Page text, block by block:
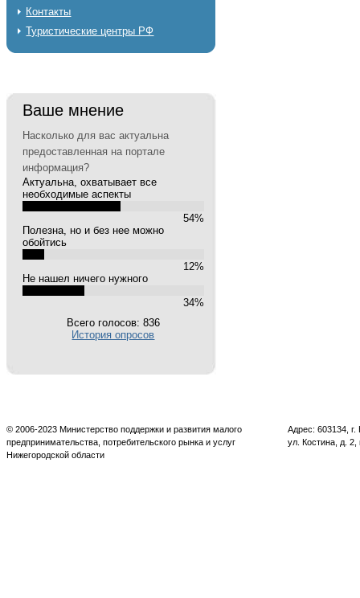
Контакты
Туристические центры РФ
Ваше мнение
Насколько для вас актуальна
предоставленная на портале
информация?
Актуальна, охватывает все
необходимые аспекты
54%
Полезна, но и без нее можно
обойтись
12%
Не нашел ничего нужного
34%
Всего голосов: 836
История опросов
© 2006-2023 Министерство поддержки и развития малого
предпринимательства, потребительского рынка и услуг
Нижегородской области
Адрес: 603134,
ул. Костина, д. 2,